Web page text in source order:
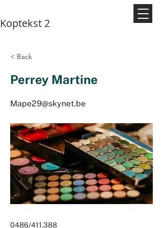
Koptekst 2
< Back
Perrey Martine
Mape29@skynet.be
0486/411.388